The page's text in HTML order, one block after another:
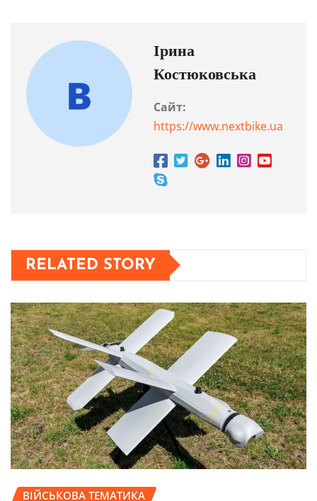
Ірина
Костюковська
Сайт:
https://www.nextbike.ua
RELATED STORY
ВІЙСЬКОВА ТЕМАТИКА